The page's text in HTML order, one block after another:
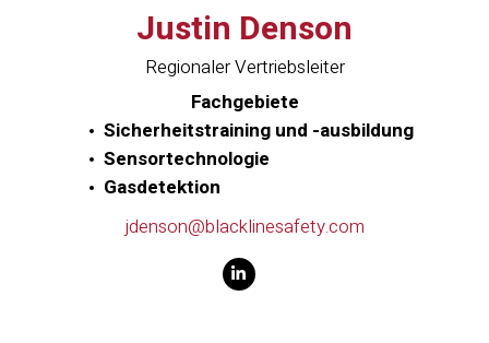
Justin Denson
Regionaler Vertriebsleiter
Fachgebiete
Sicherheitstraining und -ausbildung
Sensortechnologie
Gasdetektion
jdenson@blacklinesafety.com